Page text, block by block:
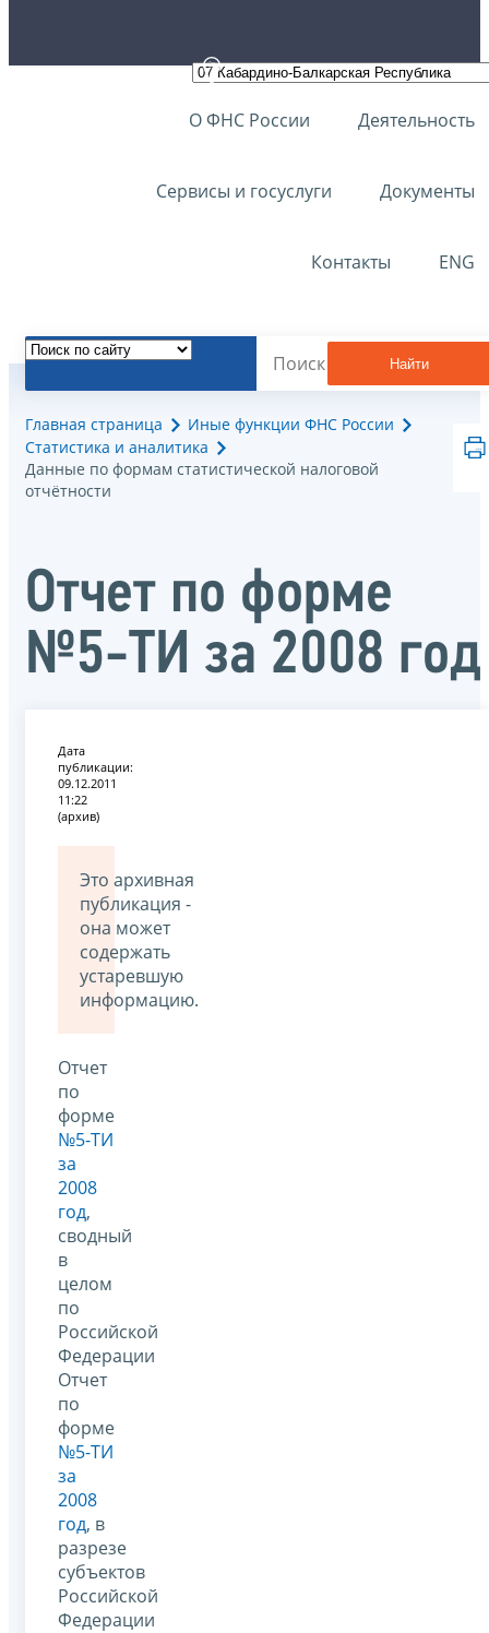
О ФНС России Деятельность
Сервисы и госуслуги Документы
Контакты ENG
Найти
Главная страница
Иные функции ФНС России
Статистика и аналитика
Данные по формам статистической налоговой
отчётности
Oтчет по форме
№5-ТИ за 2008 год
Дата
публикации:
09.12.2011
11:22
(архив)
Это архивная
публикация -
она может
содержать
устаревшую
информацию.
Отчет
по
форме
№5-ТИ
за
2008
год,
сводный
в
целом
по
Российской
Федерации
Отчет
по
форме
№5-ТИ
за
2008
год, в
разрезе
субъектов
Российской
Федерации